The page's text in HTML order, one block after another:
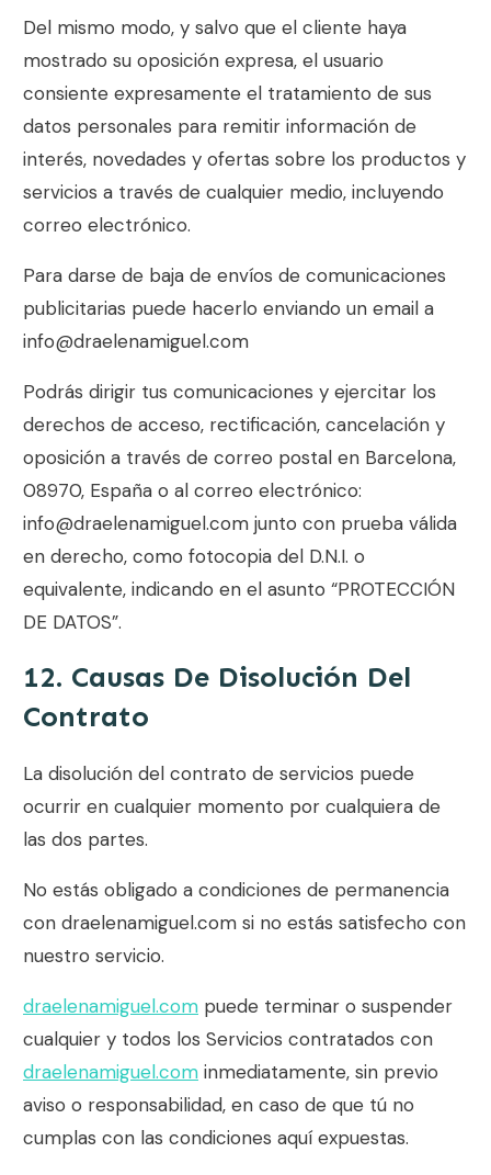
Del mismo modo, y salvo que el cliente haya
mostrado su oposición expresa, el usuario
consiente expresamente el tratamiento de sus
datos personales para remitir información de
interés, novedades y ofertas sobre los productos y
servicios a través de cualquier medio, incluyendo
correo electrónico.
Para darse de baja de envíos de comunicaciones
publicitarias puede hacerlo enviando un email a
info@draelenamiguel.com
Podrás dirigir tus comunicaciones y ejercitar los
derechos de acceso, rectificación, cancelación y
oposición a través de correo postal en Barcelona,
08970, España o al correo electrónico:
info@draelenamiguel.com junto con prueba válida
en derecho, como fotocopia del D.N.I. o
equivalente, indicando en el asunto “PROTECCIÓN
DE DATOS”.
12. Causas De Disolución Del
Contrato
La disolución del contrato de servicios puede
ocurrir en cualquier momento por cualquiera de
las dos partes.
No estás obligado a condiciones de permanencia
con draelenamiguel.com si no estás satisfecho con
nuestro servicio.
draelenamiguel.com puede terminar o suspender
cualquier y todos los Servicios contratados con
draelenamiguel.com inmediatamente, sin previo
aviso o responsabilidad, en caso de que tú no
cumplas con las condiciones aquí expuestas.